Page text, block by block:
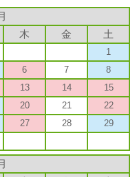
木 金 土
1
6 7
8
13 14
15
20 21
22
27 28
29